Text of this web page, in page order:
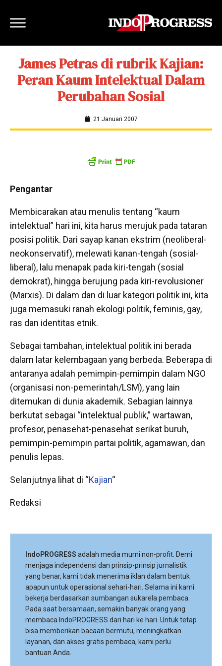
James Petras di rubrik Kajian:
Peran Kaum Intelektual Dalam
Perubahan Sosial
21 Januari 2007
Pengantar
Membicarakan atau menulis tentang “kaum
intelektual” hari ini, kita harus merujuk pada tataran
posisi politik. Dari sayap kanan ekstrim (neoliberal-
neokonservatif), melewati kanan-tengah (sosial-
liberal), lalu menapak pada kiri-tengah (sosial
demokrat), hingga berujung pada kiri-revolusioner
(Marxis). Di dalam dan di luar kategori politik ini, kita
juga memasuki ranah ekologi politik, feminis, gay,
ras dan identitas etnik.
Sebagai tambahan, intelektual politik ini berada
dalam latar kelembagaan yang berbeda. Beberapa di
antaranya adalah pemimpin-pemimpin dalam NGO
(organisasi non-pemerintah/LSM), yang lain
ditemukan di dunia akademik. Sebagian lainnya
berkutat sebagai “intelektual publik,” wartawan,
profesor, penasehat-penasehat serikat buruh,
pemimpin-pemimpin partai politik, agamawan, dan
penulis lepas.
Selanjutnya lihat di “Kajian“
Redaksi
IndoPROGRESS adalah media murni non-profit. Demi
menjaga independensi dan prinsip-prinsip jurnalistik
yang benar, kami tidak menerima iklan dalam bentuk
apapun untuk operasional sehari-hari. Selama ini kami
bekerja berdasarkan sumbangan sukarela pembaca.
Pada saat bersamaan, semakin banyak orang yang
membaca IndoPROGRESS dari hari ke hari. Untuk tetap
bisa memberikan bacaan bermutu, meningkatkan
layanan, dan akses gratis pembaca, kami perlu
bantuan Anda.